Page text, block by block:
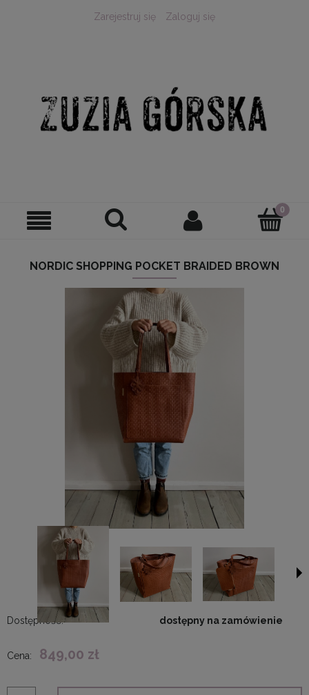
Zarejestruj się Zaloguj się
NORDIC SHOPPING POCKET BRAIDED BROWN
Dostępność: dostępny na zamówienie
Cena: 849,00 zł